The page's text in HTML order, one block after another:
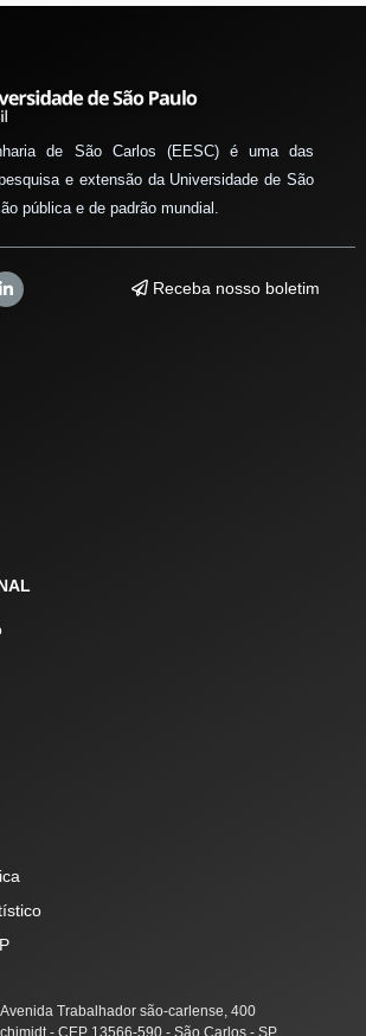
de São Carlos (EESC) é uma das
e extensão da Universidade de São
pública e de padrão mundial.
Receba nosso boletim
Trabalhador são-carlense, 400
- CEP 13566-590 - São Carlos - SP